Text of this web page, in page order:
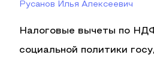
Русанов Илья Алексеевич
Налоговые вычеты по
социальной политики